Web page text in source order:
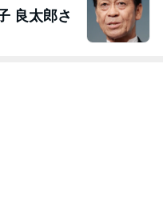
良太郎さ